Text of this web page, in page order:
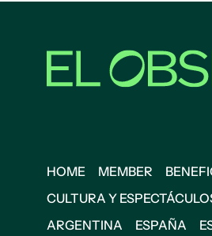
HOME MEMBER
CULTURA Y
ARGENTINA
ESPAÑA